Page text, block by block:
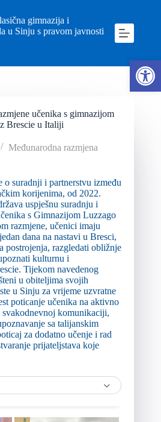
gimnazija i
u Sinju s pravom javnosti
učenika s gimnazijom
Brescie u Italiji
Međunarodna razmjena
o suradnji i partnerstvu između
korijenima, od 2022.
uspješnu suradnju i
s Gimnazijom Luzzago
razmjene, učenici imaju
dana na nastavi u Bresci,
postrojenja, razgledati obližnje
kulturnu i
Tijekom navedenog
u obiteljima svojih
u Sinju za vrijeme uzvratne
poticanje učenika na aktivno
komunikaciji,
sa talijanskim
za dodatno učenje i rad
prijateljstava koje